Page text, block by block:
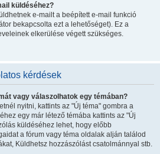
küldéséhez?
e-mailt a beépített e-mail funkció
bekapcsolta ezt a lehetőséget). Ez a
elkerülése végett szükséges.
kérdések
vagy válaszolhatok egy témában?
nyitni, kattints az "Új téma" gombra a
egy már létező témába kattints az "Új
küldéséhez lehet, hogy előbb
a fórum vagy téma oldalak alján találod
Küldhetsz hozzászólást csatolmánnyal stb.